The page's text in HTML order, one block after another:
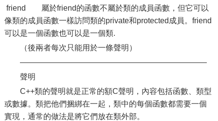
friend 屬於friend的函數不屬於類的成員函數，但它可以
像類的成員函數一樣訪問類的private和protected成員。friend
可以是一個函數也可以是一個類.
（後兩者每次只能用於一條聲明）
————————————————————————
聲明
C++類的聲明就是正常的額C聲明，內容包括函數、類型
或數據。類把他們捆綁在一起，類中的每個函數都需要一個
實現，通常的做法是將它們放在類外部。